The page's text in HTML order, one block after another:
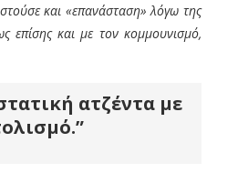
και «επανάσταση» λόγω της
επίσης και με τον κομμουνισμό,
ατζέντα με